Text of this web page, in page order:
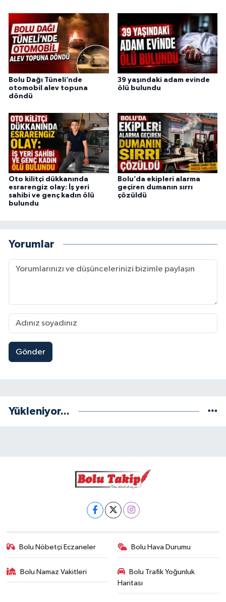
Bolu Dağı Tüneli’nde
otomobil alev topuna
döndü
39 yaşındaki adam evinde
ölü bulundu
Oto kilitçi dükkanında
esrarengiz olay: İş yeri
sahibi ve genç kadın ölü
bulundu
Bolu’da ekipleri alarma
geçiren dumanın sırrı
çözüldü
Yorumlar
Gönder
Yükleniyor...
Bolu Nöbetçi Eczaneler Bolu Hava Durumu
Bolu Namaz Vakitleri
Bolu Trafik Yoğunluk
Haritası